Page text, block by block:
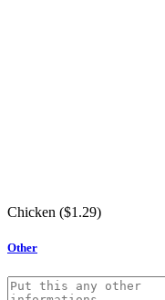
Chicken ($1.29)
Other